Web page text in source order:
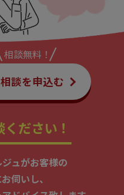
談を申込む
相談無料！
ださい！
ュがお客様の
伺いし、